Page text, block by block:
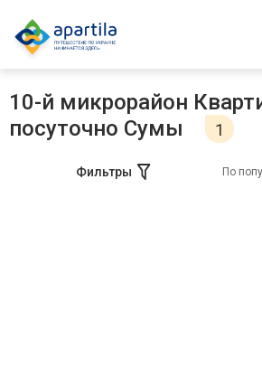
10-й микрорайон
посуточно Сумы
1
Фильтры По